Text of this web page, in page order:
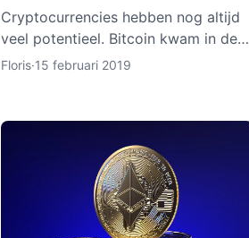
Cryptocurrencies hebben nog altijd
veel potentieel. Bitcoin kwam in de
afgelopen jaren op een hoogtepunt
Floris·15 februari 2019